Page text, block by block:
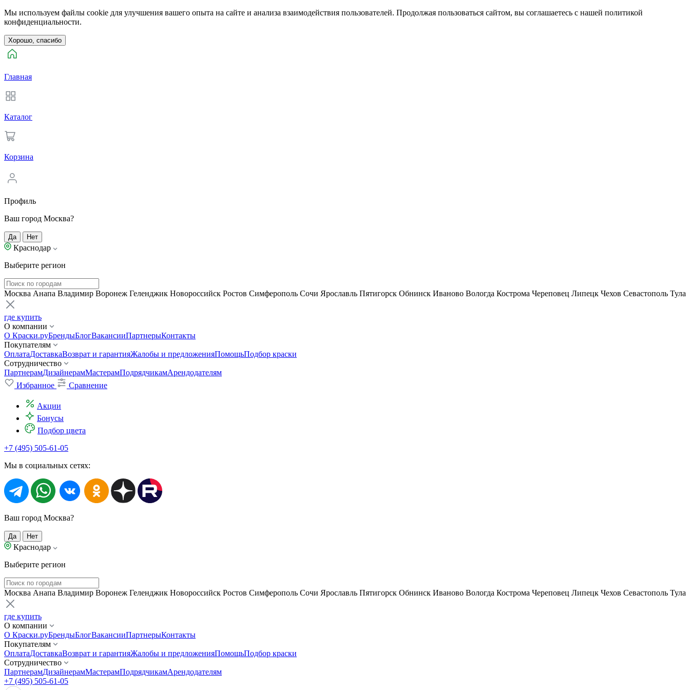
Мы используем файлы cookie для улучшения вашего опыта на сайте и анализа взаимодействия пользователей. Продолжая пользоваться сайтом, вы соглашаетесь с нашей политикой
конфиденциальности.
Хорошо, спасибо
Главная
Каталог
Корзина
Профиль
Ваш город Москва?
Да Нет
Краснодар
Выберите регион
Москва Анапа Владимир Воронеж Геленджик Новороссийск Ростов Симферополь Сочи Ярославль Пятигорск Обнинск Иваново Вологда Кострома Череповец Липецк Чехов Севастополь Тула
где купить
О компании
О Краски.руБрендыБлогВакансииПартнерыКонтакты
Покупателям
ОплатаДоставкаВозврат и гарантияЖалобы и предложенияПомощьПодбор краски
Сотрудничество
ПартнерамДизайнерамМастерамПодрядчикамАрендодателям
Избранное
Сравнение
Акции
Бонусы
Подбор цвета
+7 (495) 505-61-05
Мы в социальных сетях:
Ваш город Москва?
Да Нет
Краснодар
Выберите регион
Москва Анапа Владимир Воронеж Геленджик Новороссийск Ростов Симферополь Сочи Ярославль Пятигорск Обнинск Иваново Вологда Кострома Череповец Липецк Чехов Севастополь Тула
где купить
О компании
О Краски.руБрендыБлогВакансииПартнерыКонтакты
Покупателям
ОплатаДоставкаВозврат и гарантияЖалобы и предложенияПомощьПодбор краски
Сотрудничество
ПартнерамДизайнерамМастерамПодрядчикамАрендодателям
+7 (495) 505-61-05